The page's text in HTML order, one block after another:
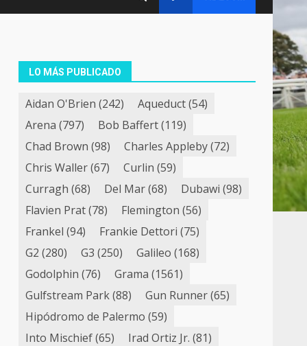
LO MÁS PUBLICADO
Aidan O'Brien (242) Aqueduct(54)
Arena (797) Bob Baffert(119)
Chad Brown (98) Charles Appleby(72)
Chris Waller(67) Curlin (59)
Curragh (68) Del Mar(68) Dubawi (98)
Flavien Prat(78) Flemington (56)
Frankel (94) Frankie Dettori (75)
G2 (280) G3 (250) Galileo (168)
Godolphin (76) Grama (1561)
Gulfstream Park(88) Gun Runner(65)
Hipódromo de Palermo (59)
Into Mischief(65) Irad Ortiz Jr. (81)